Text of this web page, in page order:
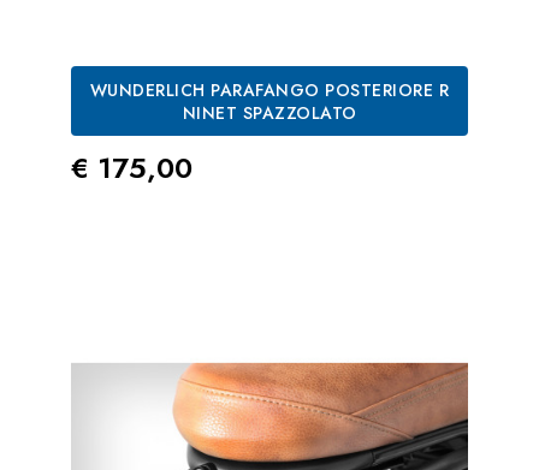
WUNDERLICH PARAFANGO POSTERIORE R
NINET SPAZZOLATO
Prezzo
€ 175,00